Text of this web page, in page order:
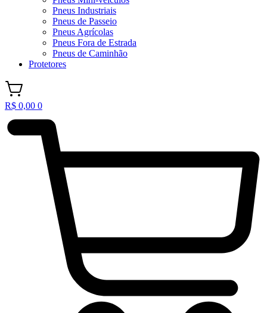
Pneus Industriais
Pneus de Passeio
Pneus Agrícolas
Pneus Fora de Estrada
Pneus de Caminhão
Protetores
R$ 0,00 0